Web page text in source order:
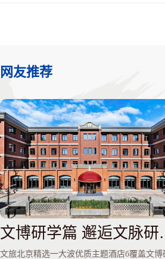
网友推荐
文博
文旅北京精选一大波优质主题酒店б覆盖文博